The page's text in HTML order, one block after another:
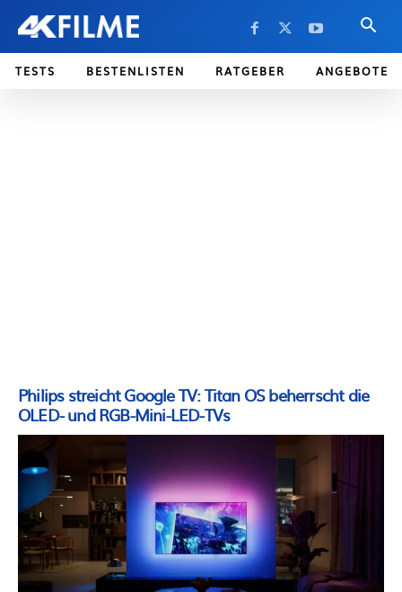
TESTS BESTENLISTEN RATGEBER ANGEBOTE
Philips streicht Google TV: Titan OS beherrscht die
OLED- und RGB-Mini-LED-TVs